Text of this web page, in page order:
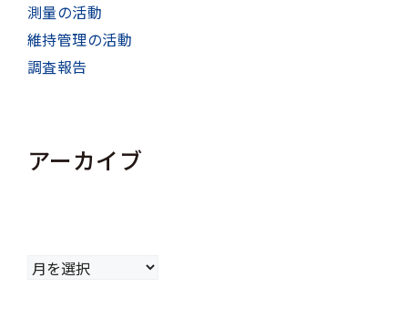
測量の活動
維持管理の活動
調査報告
アーカイブ
ア
ー